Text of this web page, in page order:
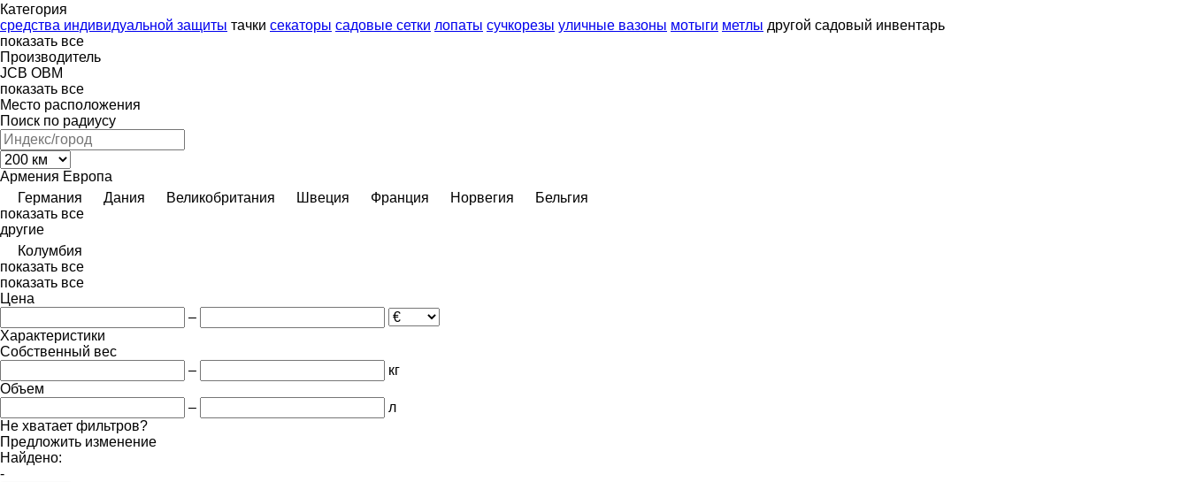
Категория
средства индивидуальной защиты тачки секаторы садовые сетки лопаты сучкорезы уличные вазоны мотыги метлы другой садовый инвентарь
показать все
Производитель
JCB OBM
показать все
Место расположения
Поиск по радиусу
Армения Европа
Германия
Дания Великобритания Швеция Франция Норвегия
Бельгия
показать все
другие
Колумбия
показать все
показать все
Цена
–
Характеристики
Собственный вес
–
кг
Объем
–
л
Не хватает фильтров?
Предложить изменение
Найдено:
-